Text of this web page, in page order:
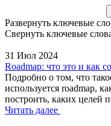
Управление рисками
Управление командой
профессионалов
Мастер-класс
Сопровождение проекта
Управление
проектами
Развернуть ключевые
Свернуть ключевые
31 Июл 2024
Roadmap: что это и как
Подробно о том, что
используется roadmap,
построить, каких целей
Читать далее